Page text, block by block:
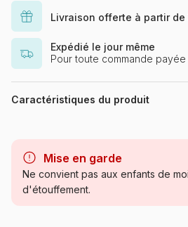
Livraison offerte à partir
Expédié le jour même
Pour toute commande payée
Caractéristiques du produit
Catégorie
Mise en garde
Ne convient pas aux enfants de
d'étouffement.